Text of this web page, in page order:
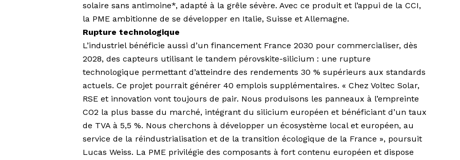
solaire sans antimoine*, adapté à la grêle sévère. Avec ce produit et l’appui de la CCI,
la PME ambitionne de se développer en Italie, Suisse et Allemagne.
Rupture technologique
L’industriel bénéficie aussi d’un financement France 2030 pour commercialiser, dès
2028, des capteurs utilisant le tandem pérovskite-silicium : une rupture
technologique permettant d’atteindre des rendements 30 % supérieurs aux standards
actuels. Ce projet pourrait générer 40 emplois supplémentaires. « Chez Voltec Solar,
RSE et innovation vont toujours de pair. Nous produisons les panneaux à l’empreinte
CO2 la plus basse du marché, intégrant du silicium européen et bénéficiant d’un taux
de TVA à 5,5 %. Nous cherchons à développer un écosystème local et européen, au
service de la réindustrialisation et de la transition écologique de la France », poursuit
Lucas Weiss. La PME privilégie des composants à fort contenu européen et dispose